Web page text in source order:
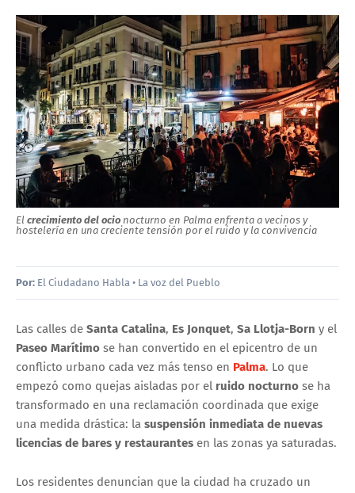
El crecimiento del ocio nocturno en Palma enfrenta a vecinos y
hostelería en una creciente tensión por el ruido y la convivencia
Por: El Ciudadano Habla • La voz del Pueblo
Las calles de Santa Catalina, Es Jonquet, Sa Llotja-Born y el
Paseo Marítimo se han convertido en el epicentro de un
conflicto urbano cada vez más tenso en Palma. Lo que
empezó como quejas aisladas por el ruido nocturno se ha
transformado en una reclamación coordinada que exige
una medida drástica: la suspensión inmediata de nuevas
licencias de bares y restaurantes en las zonas ya saturadas.
Los residentes denuncian que la ciudad ha cruzado un